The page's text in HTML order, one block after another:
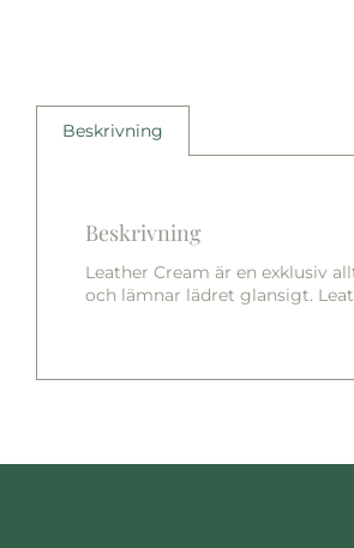
Beskrivning
Beskrivning
Leather Cream är en exklusiv
och lämnar lädret glansigt.